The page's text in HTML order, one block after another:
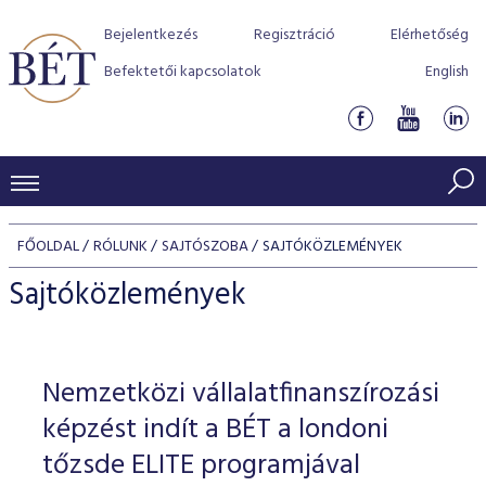
Bejelentkezés Regisztráció
Elérhetőség
Befektetői kapcsolatok
English
KERESKEDÉSI ADATOK
INDEXEK
Jelzáloglevél indexek
Vállalati kötvény indexek
Azonnali Piac
Részvények
Származékos piac
BEFEKTETŐK
Részvény szekció
Hitelpapír szekció
BÉT szabályzatok
Befektetővédelem
Alkalmazott díjstruktúra
Elszámolás
Részvény és vállalati kötvény tőzsdei bevezetését
program
BÉT Xtend - Részvénypiac egyszerűen
TŐZSDETAGOK
Tőzsdetagok, üzletkötők
VENDOROK
FŐOLDAL RÓLUNK SAJTÓSZOBA SAJTÓKÖZLEMÉNYEK
Sajtóközlemények
Nemzetközi vállalatfinanszírozási
képzést indít a BÉT a londoni
tőzsde ELITE programjával